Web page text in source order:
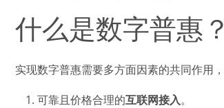
什么是数字普惠？
实现数字普惠需要多方面因素的共同作用
可靠且价格合理的互联网接入。